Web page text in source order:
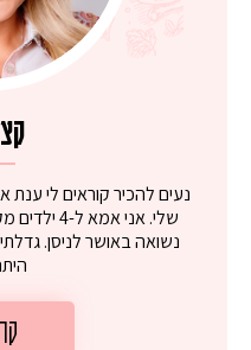
נעים להכיר קוראים לי ענת
שלי. אני
נשואה באושר לניסן.